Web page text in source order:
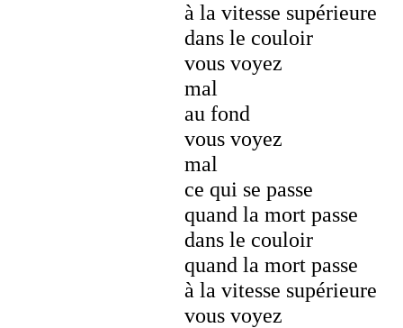
à la vitesse supérieure
dans le couloir
vous voyez
mal
au fond
vous voyez
mal
ce qui se passe
quand la mort passe
dans le couloir
quand la mort passe
à la vitesse supérieure
vous voyez